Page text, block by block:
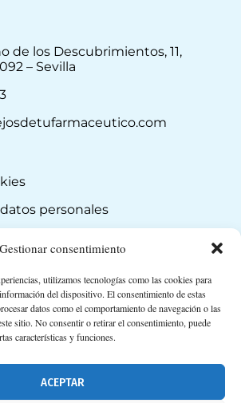
Gestionar consentimiento
utilizamos tecnologías como las cookies para
del dispositivo. El consentimiento de estas
datos como el comportamiento de navegación o las
sitio. No consentir o retirar el consentimiento, puede
características y funciones.
ACEPTAR
de los Descubrimientos, 11,
– Sevilla
personales